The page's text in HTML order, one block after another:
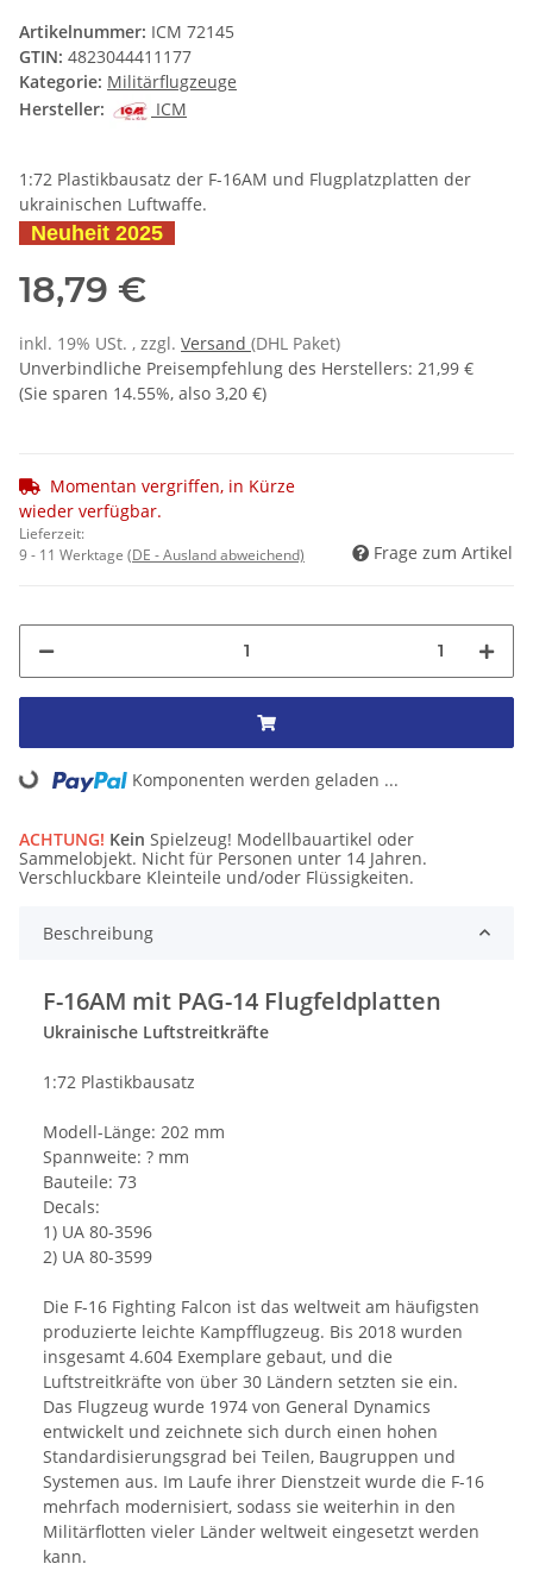
Artikelnummer: ICM 72145
GTIN: 4823044411177
Kategorie: Militärflugzeuge
Hersteller:
ICM
1:72 Plastikbausatz der F-16AM und Flugplatzplatten der
ukrainischen Luftwaffe.
Neuheit 2025
18,79 €
inkl. 19% USt. , zzgl. Versand (DHL Paket)
Unverbindliche Preisempfehlung des Herstellers: 21,99 €
(Sie sparen 14.55%, also 3,20 €)
Momentan vergriffen, in Kürze
wieder verfügbar.
Lieferzeit:
9 - 11 Werktage (DE - Ausland abweichend) Frage zum Artikel
1
Loading... Komponenten werden geladen ...
ACHTUNG! Kein Spielzeug! Modellbauartikel oder
Sammelobjekt. Nicht für Personen unter 14 Jahren.
Verschluckbare Kleinteile und/oder Flüssigkeiten.
Beschreibung
F-16AM mit PAG-14 Flugfeldplatten
Ukrainische Luftstreitkräfte
1:72 Plastikbausatz
Modell-Länge: 202 mm
Spannweite: ? mm
Bauteile: 73
Decals:
1) UA 80-3596
2) UA 80-3599
Die F-16 Fighting Falcon ist das weltweit am häufigsten
produzierte leichte Kampfflugzeug. Bis 2018 wurden
insgesamt 4.604 Exemplare gebaut, und die
Luftstreitkräfte von über 30 Ländern setzten sie ein.
Das Flugzeug wurde 1974 von General Dynamics
entwickelt und zeichnete sich durch einen hohen
Standardisierungsgrad bei Teilen, Baugruppen und
Systemen aus. Im Laufe ihrer Dienstzeit wurde die F-16
mehrfach modernisiert, sodass sie weiterhin in den
Militärflotten vieler Länder weltweit eingesetzt werden
kann.